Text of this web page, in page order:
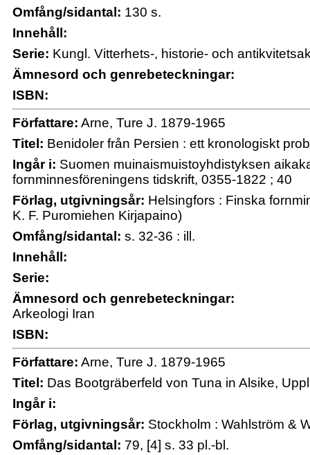
Omfång/sidantal: 130 s.
Innehåll:
Serie: Kungl. Vitterhets-, historie- och
Ämnesord och genrebeteckningar:
ISBN:
Författare: Arne, Ture J. 1879-1965
Titel: Benidoler från Persien : ett kronologiskt
Ingår i: Suomen muinaismuistoyhdistyksen
fornminnesföreningens tidskrift, 0355-1822 ; 40
Förlag, utgivningsår: Helsingfors : Finska
K. F. Puromiehen Kirjapaino)
Omfång/sidantal: s. 32-36 : ill.
Innehåll:
Serie:
Ämnesord och genrebeteckningar:
Arkeologi Iran
ISBN:
Författare: Arne, Ture J. 1879-1965
Titel: Das Bootgräberfeld von Tuna in Alsike,
Ingår i:
Förlag, utgivningsår: Stockholm : Wahlström &
Omfång/sidantal: 79, [4] s. 33 pl.-bl.